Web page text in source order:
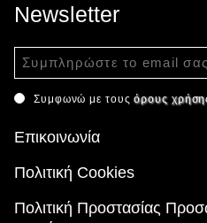
Newsletter
Συμφωνώ με τουςόρους
Επικοινωνία
Πολιτική Cookies
Πολιτική Προστασίας